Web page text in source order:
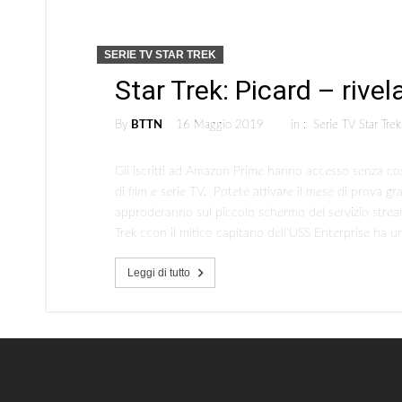
SERIE TV STAR TREK
Star Trek: Picard –
By BTTN 16 Maggio 2019 in : Serie TV Star Trek
Gli iscritti ad Amazon Prime hanno accesso senza
di film e serie TV. Potete attivare il mese di prova
approderanno sul piccolo schermo del servizio
Trek ccon il mitico capitano dell’USS Enterprise ha
Leggi di tutto